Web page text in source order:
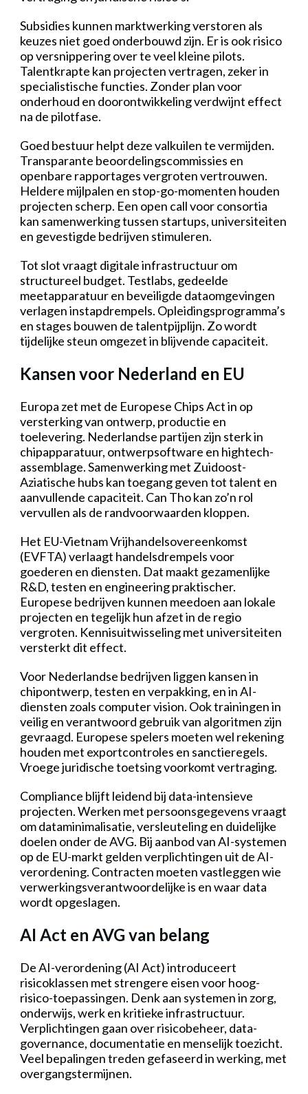
Subsidies kunnen marktwerking verstoren als
keuzes niet goed onderbouwd zijn. Er is ook risico
op versnippering over te veel kleine pilots.
Talentkrapte kan projecten vertragen, zeker in
specialistische functies. Zonder plan voor
onderhoud en doorontwikkeling verdwijnt effect
na de pilotfase.
Goed bestuur helpt deze valkuilen te vermijden.
Transparante beoordelingscommissies en
openbare rapportages vergroten vertrouwen.
Heldere mijlpalen en stop-go-momenten houden
projecten scherp. Een open call voor consortia
kan samenwerking tussen startups, universiteiten
en gevestigde bedrijven stimuleren.
Tot slot vraagt digitale infrastructuur om
structureel budget. Testlabs, gedeelde
meetapparatuur en beveiligde dataomgevingen
verlagen instapdrempels. Opleidingsprogramma’s
en stages bouwen de talentpijplijn. Zo wordt
tijdelijke steun omgezet in blijvende capaciteit.
Kansen voor Nederland en EU
Europa zet met de Europese Chips Act in op
versterking van ontwerp, productie en
toelevering. Nederlandse partijen zijn sterk in
chipapparatuur, ontwerpsoftware en hightech-
assemblage. Samenwerking met Zuidoost-
Aziatische hubs kan toegang geven tot talent en
aanvullende capaciteit. Can Tho kan zo’n rol
vervullen als de randvoorwaarden kloppen.
Het EU-Vietnam Vrijhandelsovereenkomst
(EVFTA) verlaagt handelsdrempels voor
goederen en diensten. Dat maakt gezamenlijke
R&D, testen en engineering praktischer.
Europese bedrijven kunnen meedoen aan lokale
projecten en tegelijk hun afzet in de regio
vergroten. Kennisuitwisseling met universiteiten
versterkt dit effect.
Voor Nederlandse bedrijven liggen kansen in
chipontwerp, testen en verpakking, en in AI-
diensten zoals computer vision. Ook trainingen in
veilig en verantwoord gebruik van algoritmen zijn
gevraagd. Europese spelers moeten wel rekening
houden met exportcontroles en sanctieregels.
Vroege juridische toetsing voorkomt vertraging.
Compliance blijft leidend bij data-intensieve
projecten. Werken met persoonsgegevens vraagt
om dataminimalisatie, versleuteling en duidelijke
doelen onder de AVG. Bij aanbod van AI-systemen
op de EU-markt gelden verplichtingen uit de AI-
verordening. Contracten moeten vastleggen wie
verwerkingsverantwoordelijke is en waar data
wordt opgeslagen.
AI Act en AVG van belang
De AI-verordening (AI Act) introduceert
risicoklassen met strengere eisen voor hoog-
risico-toepassingen. Denk aan systemen in zorg,
onderwijs, werk en kritieke infrastructuur.
Verplichtingen gaan over risicobeheer, data-
governance, documentatie en menselijk toezicht.
Veel bepalingen treden gefaseerd in werking, met
overgangstermijnen.